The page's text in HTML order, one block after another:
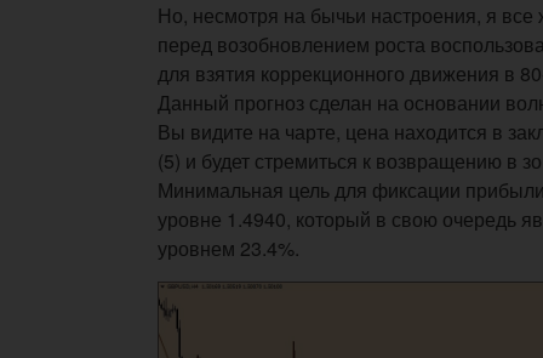
Но, несмотря на бычьи настроения, я
перед возобновлением роста
для взятия коррекционного движения в
Данный прогноз сделан на основании
Вы видите на чарте, цена находится в
(5) и будет стремиться к возвращению в
Минимальная цель для фиксации
уровне 1.4940, который в свою очередь
уровнем 23.4%.